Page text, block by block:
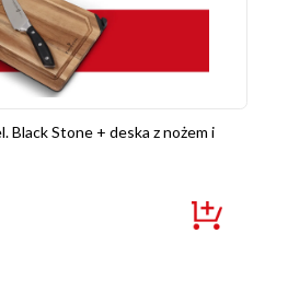
Black Stone + deska z nożem i